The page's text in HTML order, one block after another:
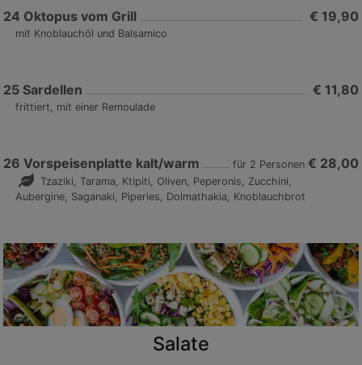
24 Oktopus vom Grill € 19,90
mit Knoblauchöl und Balsamico
25 Sardellen € 11,80
frittiert, mit einer Remoulade
26 Vorspeisenplatte kalt/warm für 2 Personen € 28,00
Tzaziki, Tarama, Ktipiti, Oliven, Peperonis, Zucchini,
Aubergine, Saganaki, Piperies, Dolmathakia, Knoblauchbrot
Salate